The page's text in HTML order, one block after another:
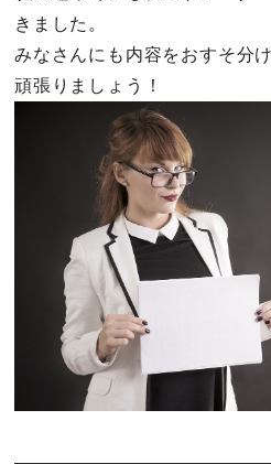
きました。
みなさんにも内容をおすそ分
頑張りましょう！